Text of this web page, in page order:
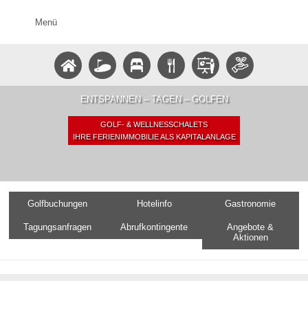
Menü
ENTSPANNEN – TAGEN – GOLFEN
GOLF- & WELLNESSCHALETS
IHRE FERIENIMMOBILIE ALS KAPITALANLAGE
Golfbuchungen Hotelinfo Gastronomie
Tagungsanfragen Abrufkontingente
Angebote &
Aktionen